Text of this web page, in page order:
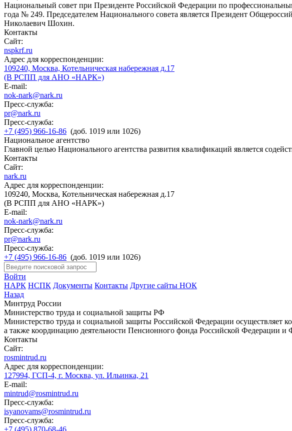
Национальный совет при Президенте Российской Федерации по
года № 249. Председателем Национального совета является Президент
Николаевич Шохин.
Контакты
Сайт:
nspkrf.ru
Адрес для корреспонденции:
109240, Москва, Котельническая набережная д.17
(В РСПП для АНО «НАРК»)
E-mail:
nok-nark@nark.ru
Пресс-служба:
pr@nark.ru
Пресс-служба:
+7 (495) 966-16-86 (доб. 1019 или 1026)
Национальное агентство
Главной целью Национального агентства развития квалификаций является
Контакты
Сайт:
nark.ru
Адрес для корреспонденции:
109240, Москва, Котельническая набережная д.17
(В РСПП для АНО «НАРК»)
E-mail:
nok-nark@nark.ru
Пресс-служба:
pr@nark.ru
Пресс-служба:
+7 (495) 966-16-86 (доб. 1019 или 1026)
Войти
НАРК НСПК Документы Контакты Другие сайты НОК
Назад
Минтруд России
Министерство труда и социальной защиты РФ
Министерство труда и социальной защиты Российской Федерации осуществляет
а также координацию деятельности Пенсионного фонда Российской Федерации и
Контакты
Сайт:
rosmintrud.ru
Адрес для корреспонденции:
127994, ГСП-4, г. Москва, ул. Ильинка, 21
E-mail:
mintrud@rosmintrud.ru
Пресс-служба:
isyanovams@rosmintrud.ru
Пресс-служба:
+7 (495) 870-68-46